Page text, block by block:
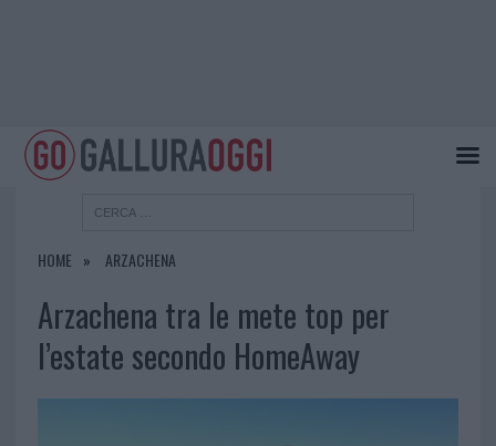
HOME ARZACHENA
Arzachena tra le mete top per
l’estate secondo HomeAway